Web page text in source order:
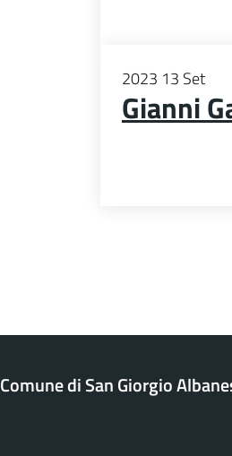
2023 13 Set
Gianni
Comune di San Giorgio